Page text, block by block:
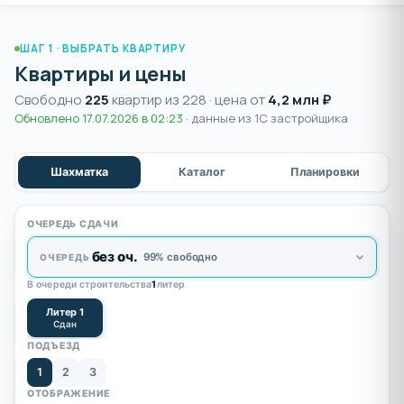
ШАГ 1 · ВЫБРАТЬ КВАРТИРУ
Квартиры и цены
Свободно 225квартир из 228 · цена от4,2 млн ₽
Обновлено 17.07.2026 в 02:23 · данные из 1С застройщика
Шахматка Каталог Планировки
ОЧЕРЕДЬ СДАЧИ
ОЧЕРЕДЬ без оч. 99% свободно
В очереди строительства1литер
Литер 1
Сдан
ПОДЪЕЗД
1 2 3
ОТОБРАЖЕНИЕ